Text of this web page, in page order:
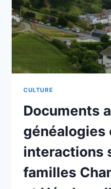
ET
POLOGNE
CULTURE
Documents
généalogies
interactions
familles